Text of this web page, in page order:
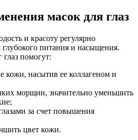
масок для глаз
и красоту регулярно
глубокого питания и насыщения.
помогут:
кожи, насытив ее коллагеном и
морщин, значительно уменьшить
за счет повышения
цвет кожи.